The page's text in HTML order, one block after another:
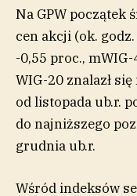
Na GPW początek
cen akcji (ok.
-0,55 proc.,
WIG-20 znalazł
od listopada ub.r.
do najniższego
grudnia ub.r.
Wśród indeksów